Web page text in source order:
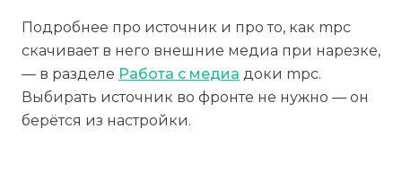
Подробнее про источник и про то, как mpc
скачивает в него внешние медиа при нарезке,
— в разделе Работа с медиа доки mpc.
Выбирать источник во фронте не нужно — он
берётся из настройки.